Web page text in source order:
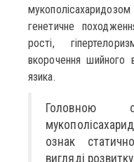
генетичне
рості,
вкорочення шийного
язика.
ознак
вигляді